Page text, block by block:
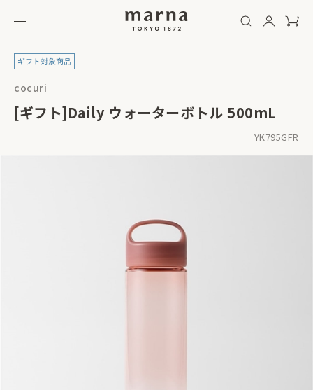
cocuri
[ギフト]Daily ウォーターボトル 500mL
YK795GFR